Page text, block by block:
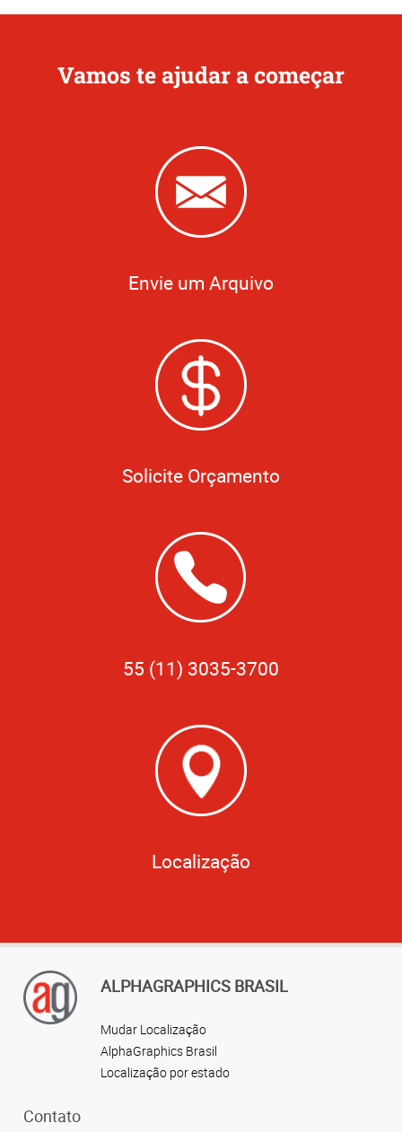
Vamos te ajudar a começar
Envie um Arquivo
Solicite Orçamento
55 (11) 3035-3700
Localização
ALPHAGRAPHICS BRASIL
Mudar Localização
AlphaGraphics Brasil
Localização por estado
Contato